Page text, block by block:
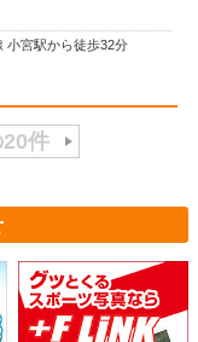
小宮駅から徒歩32分
件